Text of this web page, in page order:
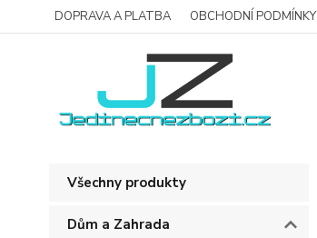
DOPRAVA A PLATBA OBCHODNÍ PODMÍNKY
Všechny produkty
Dům a Zahrada